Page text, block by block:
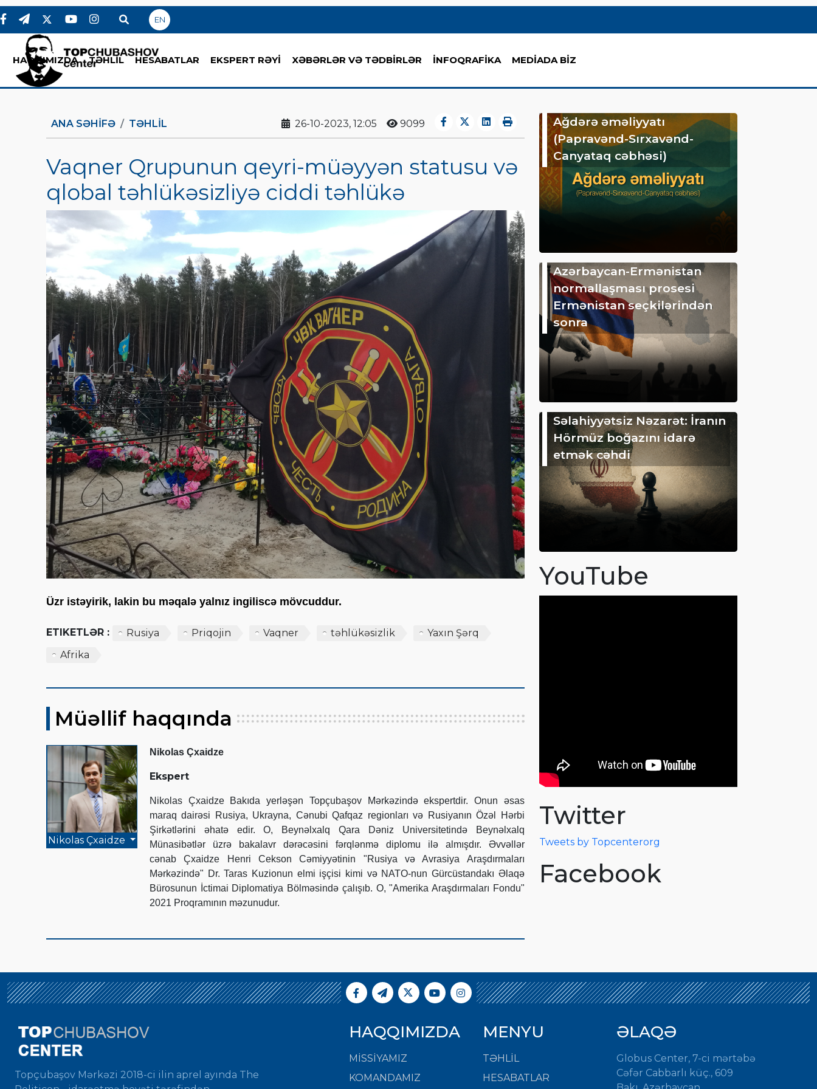
EN
HAQQIMIZDA TƏHLİL HESABATLAR EKSPERT RƏYİ XƏBƏRLƏR VƏ TƏDBİRLƏR İNFOQRAFİKA MEDİADA BİZ
ANA SƏHIFƏ TƏHLİL 26-10-2023, 12:05 9099
Vaqner Qrupunun qeyri-müəyyən statusu və
qlobal təhlükəsizliyə ciddi təhlükə
Üzr istəyirik, lakin bu məqalə yalnız ingiliscə mövcuddur.
ETIKETLƏR : Rusiya Priqojin Vaqner təhlükəsizlik
Yaxın Şərq
Afrika
Müəllif haqqında
Nikolas Çxaidze
Nikolas Çxaidze
Ekspert
Nikolas Çxaidze Bakıda yerləşən Topçubaşov Mərkəzində ekspertdir. Onun əsas
maraq dairəsi Rusiya, Ukrayna, Cənubi Qafqaz regionları və Rusiyanın Özəl Hərbi
Şirkətlərini əhatə edir. O, Beynəlxalq Qara Dəniz Universitetində Beynəlxalq
Münasibətlər üzrə bakalavr dərəcəsini fərqlənmə diplomu ilə almışdır. Əvvəllər
cənab Çxaidze Henri Cekson Cəmiyyətinin "Rusiya və Avrasiya Araşdırmaları
Mərkəzində" Dr. Taras Kuzionun elmi işçisi kimi və NATO-nun Gürcüstandakı Əlaqə
Bürosunun İctimai Diplomatiya Bölməsində çalışıb. O, "Amerika Araşdırmaları Fondu"
2021 Proqramının məzunudur.
Ağdərə əməliyyatı
(Papravənd-Sırxavənd-
Canyataq cəbhəsi)
Azərbaycan-Ermənistan
normallaşması prosesi
Ermənistan seçkilərindən
sonra
Səlahiyyətsiz Nəzarət: İranın
Hörmüz boğazını idarə
etmək cəhdi
YouTube
Twitter
Tweets by Topcenterorg
Facebook
Topçubaşov Mərkəzi 2018-ci ilin aprel ayında The
HAQQIMIZDA
MISSIYAMIZ
KOMANDAMIZ
MENYU
TƏHLİL
HESABATLAR
ƏLAQƏ
Globus Center, 7-ci mərtəbə
Cəfər Cabbarlı küç., 609